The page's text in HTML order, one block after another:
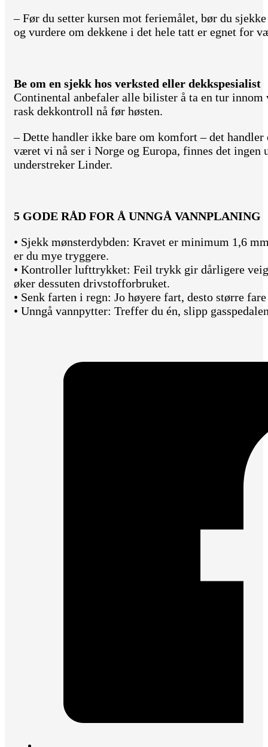
– Før du setter kursen mot feriemålet, bør du
og vurdere om dekkene i det hele tatt er egnet for
Be om en sjekk hos verksted eller dekkspesialist
Continental anbefaler alle bilister å ta en tur
rask dekkontroll nå før høsten.
– Dette handler ikke bare om komfort – det
været vi nå ser i Norge og Europa, finnes det
understreker Linder.
5 GODE RÅD FOR Å UNNGÅ VANNPLANING
• Sjekk mønsterdybden: Kravet er minimum 1,6
er du mye tryggere.
• Kontroller lufttrykket: Feil trykk gir dårligere
øker dessuten drivstofforbruket.
• Senk farten i regn: Jo høyere fart, desto større
• Unngå vannpytter: Treffer du én, slipp